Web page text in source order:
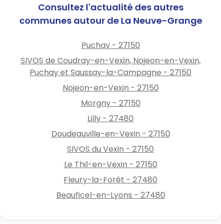
Consultez l'actualité des autres
communes autour de La Neuve-Grange
Puchay - 27150
SIVOS de Coudray-en-Vexin, Nojeon-en-Vexin,
Puchay et Saussay-la-Campagne - 27150
Nojeon-en-Vexin - 27150
Morgny - 27150
Lilly - 27480
Doudeauville-en-Vexin - 27150
SIVOS du Vexin - 27150
Le Thil-en-Vexin - 27150
Fleury-la-Forêt - 27480
Beauficel-en-Lyons - 27480